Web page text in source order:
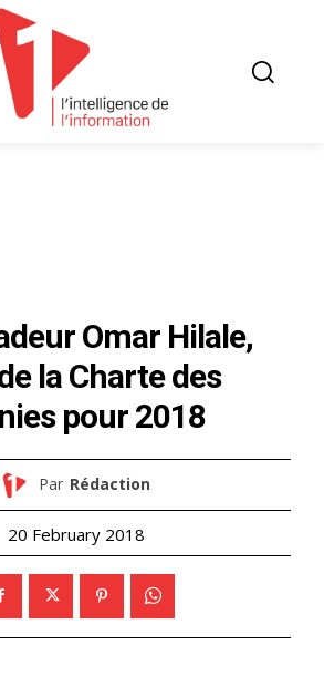
Omar Hilale,
la Charte des
pour 2018
Par Rédaction
20 February 2018